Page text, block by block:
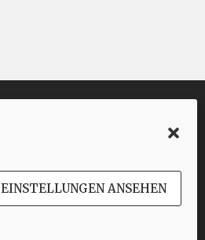
EINSTELLUNGEN ANSEHEN
Instagram